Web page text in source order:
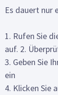
Es dauert nur
1. Rufen Sie
auf. 2.
3. Geben Sie
ein
4. Klicken Sie